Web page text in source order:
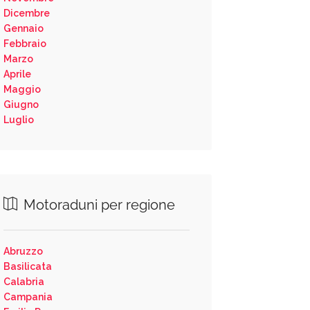
Dicembre
Gennaio
Febbraio
Marzo
Aprile
Maggio
Giugno
Luglio
Motoraduni per regione
Abruzzo
Basilicata
Calabria
Campania